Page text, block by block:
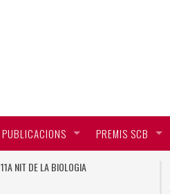
PUBLICACIONS PREMIS SCB
11A NIT DE LA BIOLOGIA